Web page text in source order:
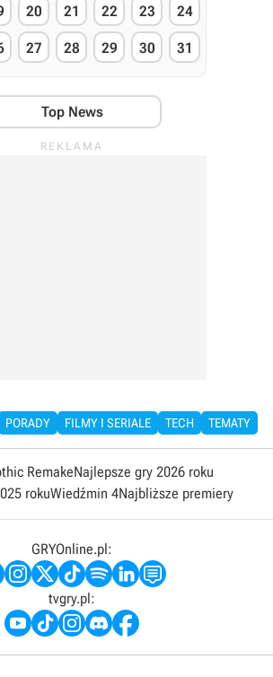
20 21 22 23 24
27 28 29 30 31
Top News
PORADY FILMY I SERIALE TECH TEMATY
RemakeNajlepsze gry 2026 roku
rokuWiedźmin 4Najbliższe premiery
GRYOnline.pl:
tvgry.pl: